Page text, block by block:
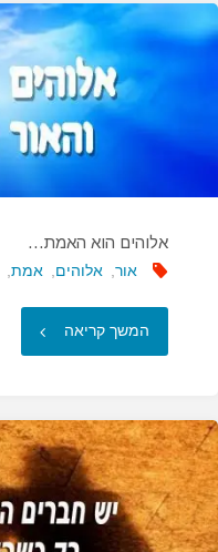
אלוהים הוא האמת…
אור, אלוהים, אמת,
המשך קריאה "אלוהים
האמת…"